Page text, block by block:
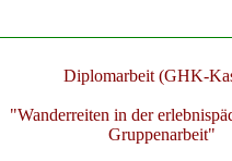
Diplomarbeit (GHK-
"Wanderreiten in der
Gruppenarbeit"